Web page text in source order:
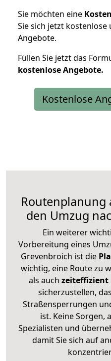
Sie möchten eine
Sie sich jetzt
Angebote.
Füllen Sie jetzt das
kostenloseAngebote.
Kostenlose
Routenplanung
den Umzug
Ein weiterer
Vorbereitung eines
Grevenbroich ist die
wichtig, eine Route zu
als auch zeiteffizient
sicherzustellen,
Straßensperrungen
ist. Keine Sorgen,
Spezialisten und
damit Sie sich auf